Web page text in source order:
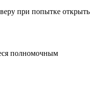
при попытке открыть
полномочным